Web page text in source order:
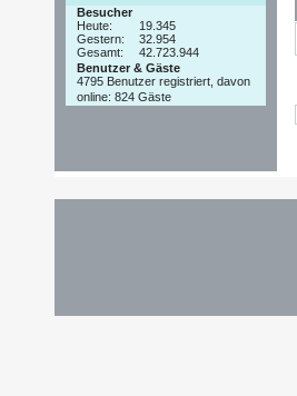
Besucher
Heute:
19.345
Gestern:
32.954
Gesamt:
42.723.944
Benutzer & Gäste
4795 Benutzer registriert, davon
online: 824 Gäste